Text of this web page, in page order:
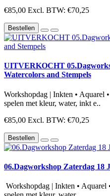
€85,00 Excl. BTW: €70,25
Bestellen
UITVERKOCHT
Watercolors and Stempels
Workshopdag | Inkten • Aquarel
spelen met kleur, water, inkt e..
€85,00 Excl. BTW: €70,25
Bestellen
06.Dagworkshop Zaterdag 18
Workshopdag | Inkten • Aquarel